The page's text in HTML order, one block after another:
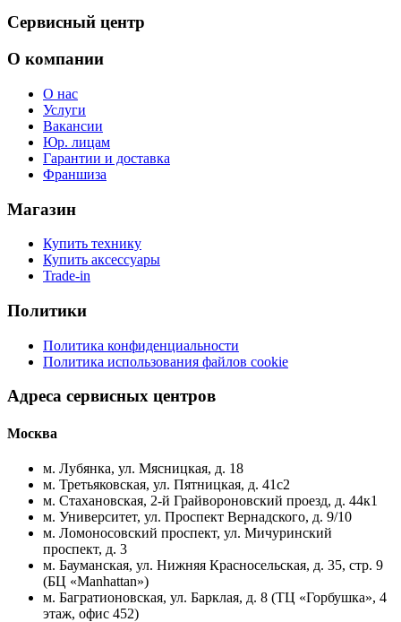
Сервисный центр
О компании
О нас
Услуги
Вакансии
Юр. лицам
Гарантии и доставка
Франшиза
Магазин
Купить технику
Купить аксессуары
Trade-in
Политики
Политика конфиденциальности
Политика использования файлов cookie
Адреса сервисных центров
Москва
м. Лубянка, ул. Мясницкая, д. 18
м. Третьяковская, ул. Пятницкая, д. 41с2
м. Стахановская, 2-й Грайвороновский проезд, д. 44к1
м. Университет, ул. Проспект Вернадского, д. 9/10
м. Ломоносовский проспект, ул. Мичуринский
проспект, д. 3
м. Бауманская, ул. Нижняя Красносельская, д. 35, стр. 9
(БЦ «Manhattan»)
м. Багратионовская, ул. Барклая, д. 8 (ТЦ «Горбушка», 4
этаж, офис 452)